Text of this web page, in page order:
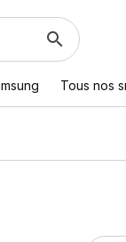
Tous nos